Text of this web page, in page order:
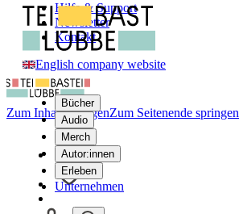
Hilfe & Support
Newsletter
Kontakt
English company website
Bücher
Audio
Merch
Autor:innen
Erleben
Unternehmen
Zum Inhalt springenZum Seitenende springen